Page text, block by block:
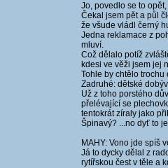
Jo, povedlo se to
Čekal jsem pět a půl
že všude vládl černý
Jedna reklamace z
mluví.
Což dělalo potíž
kdesi ve věži jsem jej
Tohle by chtělo
Zadruhé: dětské
Už z toho porstého
přelévající se
tentokrát zíraly jako
Špinavý? ...no dyť to
MAHY: Vono jde spíš
Já to dycky dělal z
rytířskou čest v těle a